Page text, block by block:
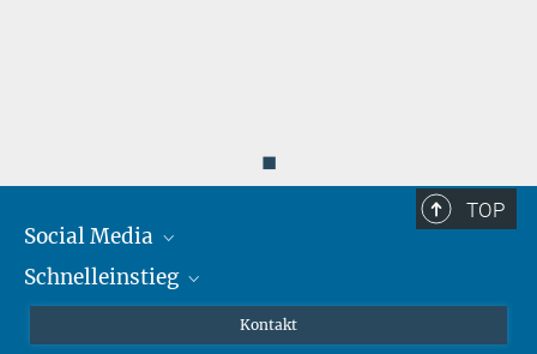
◼
TOP
Social Media
Mastodon
Schnelleinstieg
Kontakt